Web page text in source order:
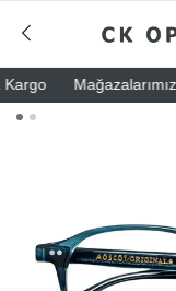
Mağazalarımız